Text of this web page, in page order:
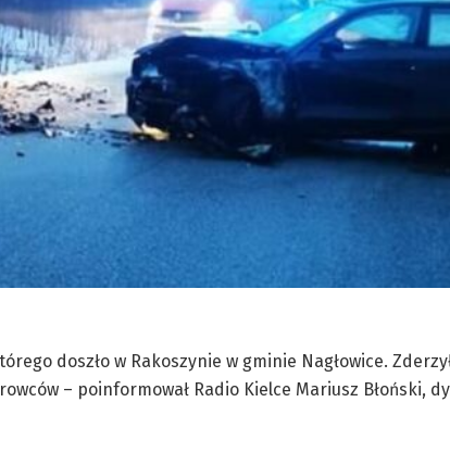
doszło w Rakoszynie w gminie Nagłowice.
– poinformował Radio Kielce Mariusz Błoński,